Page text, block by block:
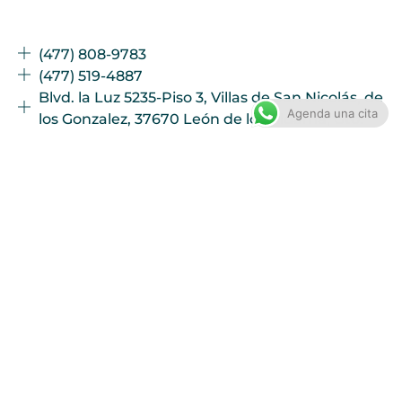
(477) 808-9783
(477) 519-4887
Blvd. la Luz 5235-Piso 3, Villas de San Nicolás, de
los Gonzalez, 37670 León de los Aldama, Gto.
Agenda una cita